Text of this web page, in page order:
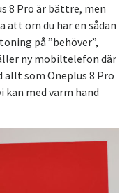
8 Pro är bättre, men
att om du har en sådan
på ”behöver”,
ny mobiltelefon där
allt som Oneplus 8 Pro
med varm hand